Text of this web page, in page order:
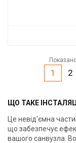
1 2
ЩО ТАКЕ
Це невід'ємна
що забезпечує
вашого санвузла.